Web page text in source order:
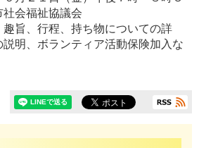
会福祉協議会
、持ち物についての詳
明、ボランティア活動保険加入な